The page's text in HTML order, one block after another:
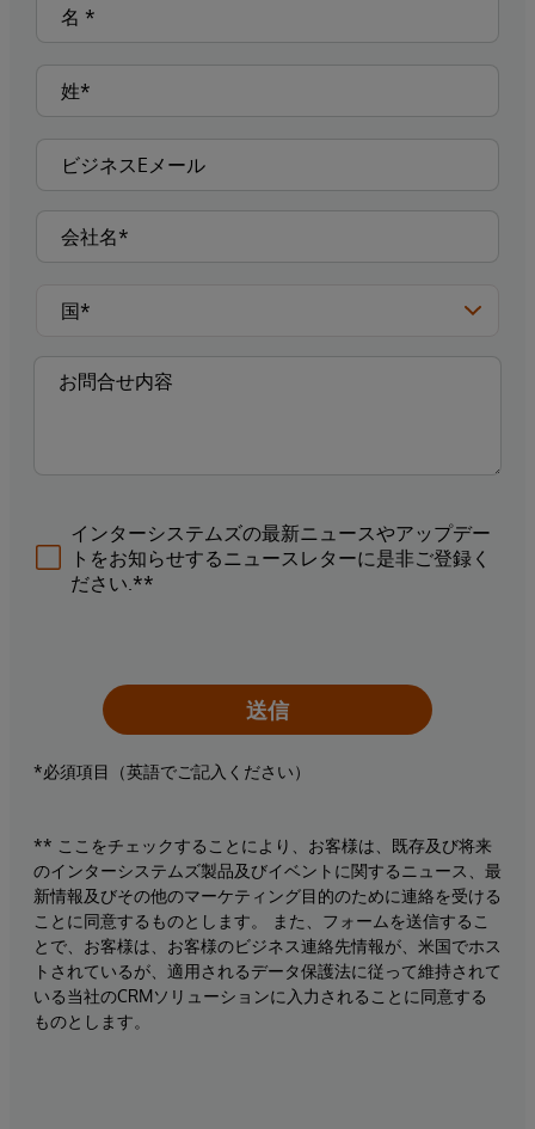
インターシステムズの最新ニュースやアップデー
トをお知らせするニュースレターに是非ご登録く
ださい.**
送信
*必須項目（英語でご記入ください）
** ここをチェックすることにより、お客様は、既存及び将来
のインターシステムズ製品及びイベントに関するニュース、最
新情報及びその他のマーケティング目的のために連絡を受ける
ことに同意するものとします。 また、フォームを送信するこ
とで、お客様は、お客様のビジネス連絡先情報が、米国でホス
トされているが、適用されるデータ保護法に従って維持されて
いる当社のCRMソリューションに入力されることに同意する
ものとします。